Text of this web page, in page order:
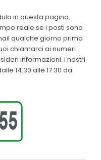
in questa pagina,
reale se i posti sono
qualche giorno prima
chiamarci ai numeri
informazioni. I nostri
14.30 alle 17.30 da